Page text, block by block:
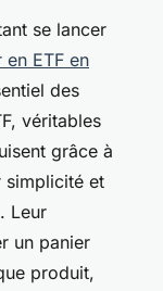
se lancer
ETF en
des
véritables
grâce à
simplicité et
Leur
un panier
produit,